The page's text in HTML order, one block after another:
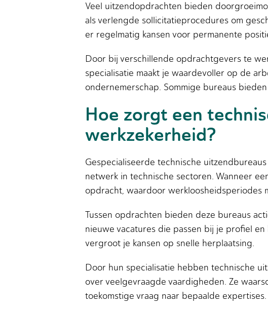
Veel uitzendopdrachten bieden
als verlengde sollicitatieprocedures om
er regelmatig kansen voor permanente
Door bij verschillende opdrachtgevers te
specialisatie maakt je waardevoller op de
ondernemerschap. Sommige bureaus
Hoe zorgt een
werkzekerheid?
Gespecialiseerde technische
netwerk in technische sectoren. Wanneer
opdracht, waardoor werkloosheidsperiodes
Tussen opdrachten bieden deze bureaus
nieuwe vacatures die passen bij je profiel
vergroot je kansen op snelle herplaatsing.
Door hun specialisatie hebben technische
over veelgevraagde vaardigheden. Ze
toekomstige vraag naar bepaalde expertises.